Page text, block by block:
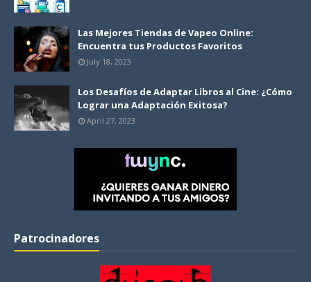
Las Mejores Tiendas de Vapeo Online:
Encuentra tus Productos Favoritos
July 18, 2023
Los Desafíos de Adaptar Libros al Cine: ¿Cómo
Lograr una Adaptación Exitosa?
April 27, 2023
Patrocinadores